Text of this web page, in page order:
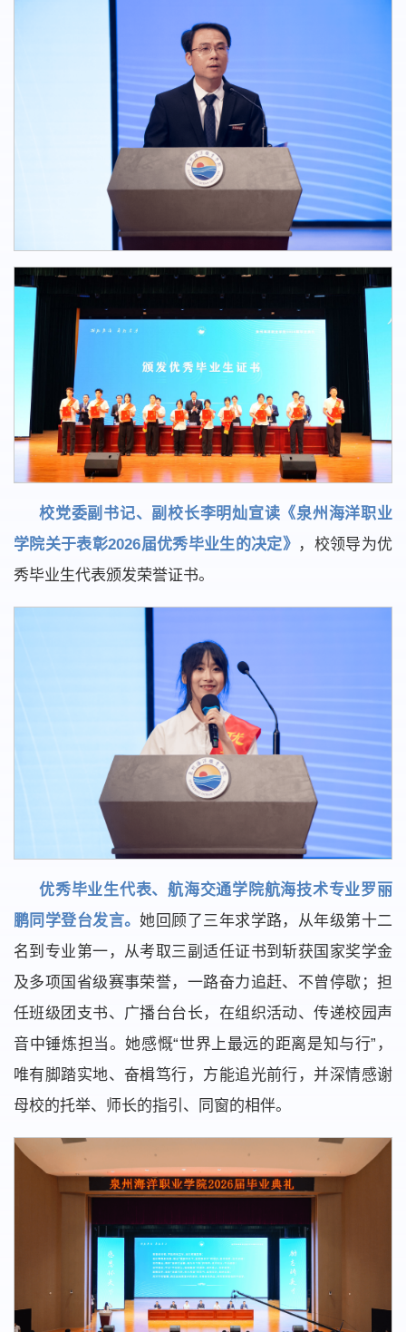
校党委副书记、副校长李明灿宣读《泉州海洋职业
学院关于表彰2026届优秀毕业生的决定》 ，校领导为优
秀毕业生代表颁发荣誉证书。
优秀毕业生代表、航海交通学院航海技术专业罗丽
鹏同学登台发言。她回顾了三年求学路，从年级第十二
名到专业第一，从考取三副适任证书到斩获国家奖学金
及多项国省级赛事荣誉，一路奋力追赶、不曾停歇；担
任班级团支书、广播台台长，在组织活动、传递校园声
音中锤炼担当。她感慨“世界上最远的距离是知与行”，
唯有脚踏实地、奋楫笃行，方能追光前行，并深情感谢
母校的托举、师长的指引、同窗的相伴。